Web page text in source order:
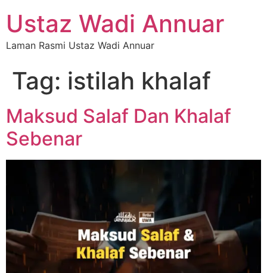
Ustaz Wadi Annuar
Laman Rasmi Ustaz Wadi Annuar
Tag: istilah khalaf
Maksud Salaf Dan Khalaf
Sebenar